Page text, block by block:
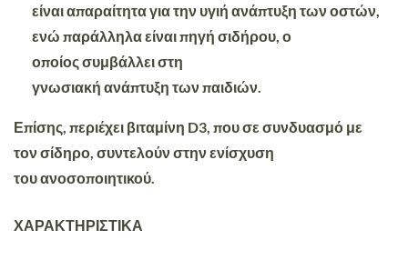
είναι απαραίτητα για την υγιή ανάπτυξη των οστών,
ενώ παράλληλα είναι πηγή σιδήρου, ο
οποίος συμβάλλει στη
γνωσιακή ανάπτυξη των παιδιών.
Επίσης, περιέχει βιταμίνη D3, που σε συνδυασμό με
τον σίδηρο, συντελούν στην ενίσχυση
του ανοσοποιητικού.
ΧΑΡΑΚΤΗΡΙΣΤΙΚΑ